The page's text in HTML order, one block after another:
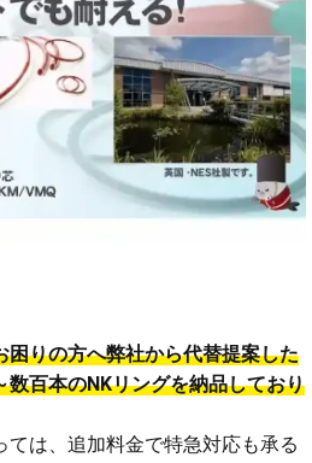
困りの方へ弊社から代替提案した
百本のNKリングを納品しており
ては、追加料金で特急対応も承る